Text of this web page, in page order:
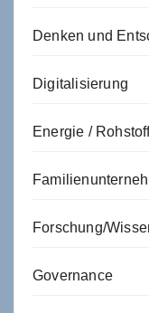
Denken und
Digitalisierung
Energie /
Forschung/
Governance